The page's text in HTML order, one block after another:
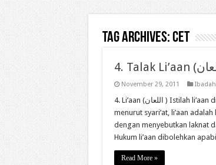
Tag Archives:cet
November 29, 2011 Ibadah
4. Li’aan (اللعان ) Istilah li’aan diambil dari kata la’n ( لعـن) yang berarti laknat atau kutukan. Sedangkan
menurut syari’at, li’aan
dengan menyebutkan laknat
Hukum li’aan dibolehkan
Read More »